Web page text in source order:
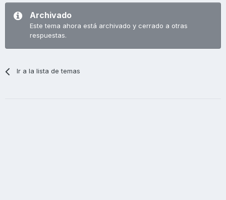
Archivado
Este tema ahora está archivado y cerrado a otras
respuestas.
Ir a la lista de temas